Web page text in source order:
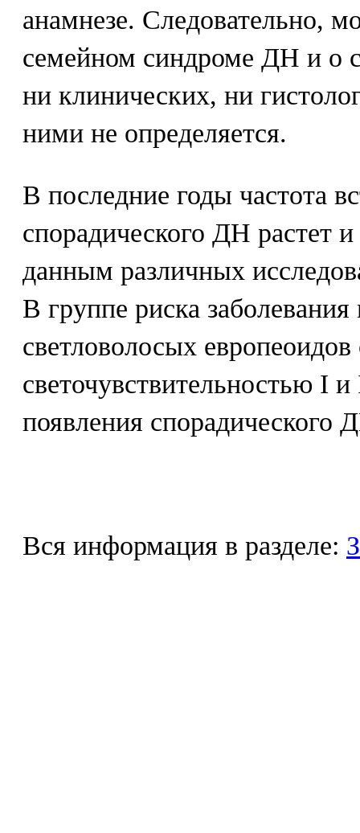
анамнезе. Следовательно,
семейном синдроме ДН и о
ни клинических, ни
ними не определяется.
В последние годы частота
спорадического ДН растет
данным различных
В группе риска
светловолосых
светочувствительностью I
появления спорадического
Вся информация в разделе: